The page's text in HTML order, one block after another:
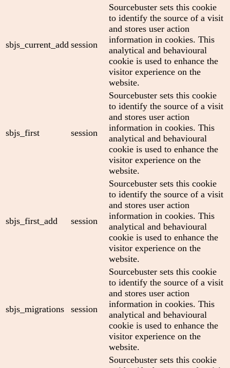
sbjs_current_add session
Sourcebuster sets this cookie
to identify the source of a visit
and stores user action
information in cookies. This
analytical and behavioural
cookie is used to enhance the
visitor experience on the
website.
sbjs_first session
Sourcebuster sets this cookie
to identify the source of a visit
and stores user action
information in cookies. This
analytical and behavioural
cookie is used to enhance the
visitor experience on the
website.
sbjs_first_add session
Sourcebuster sets this cookie
to identify the source of a visit
and stores user action
information in cookies. This
analytical and behavioural
cookie is used to enhance the
visitor experience on the
website.
sbjs_migrations session
Sourcebuster sets this cookie
to identify the source of a visit
and stores user action
information in cookies. This
analytical and behavioural
cookie is used to enhance the
visitor experience on the
website.
Sourcebuster sets this cookie